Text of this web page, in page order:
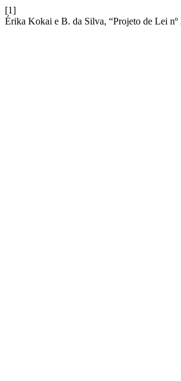
[1]
Érika Kokai e B. da Silva, “Projeto de Lei nº